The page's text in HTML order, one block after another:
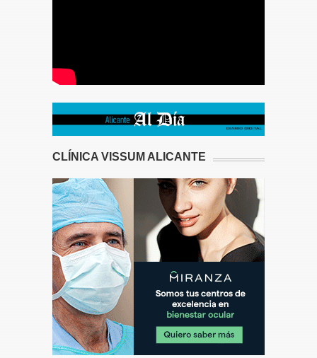
CLÍNICA VISSUM ALICANTE